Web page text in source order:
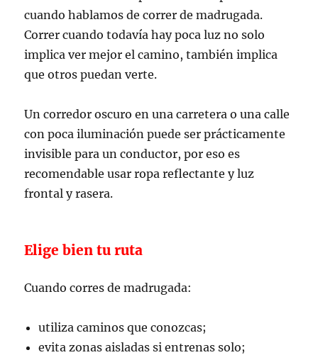
cuando hablamos de correr de madrugada.
Correr cuando todavía hay poca luz no solo
implica ver mejor el camino, también implica
que otros puedan verte.
Un corredor oscuro en una carretera o una calle
con poca iluminación puede ser prácticamente
invisible para un conductor, por eso es
recomendable usar ropa reflectante y luz
frontal y rasera.
Elige bien tu ruta
Cuando corres de madrugada:
utiliza caminos que conozcas;
evita zonas aisladas si entrenas solo;